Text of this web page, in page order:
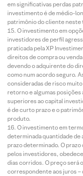
em significativas perdas
investimento é de médio-
patrimônio do cliente neste
O investimento em
investidores de perfil
praticada pela XP
direitos de compra ou
devendo o adquirente do
como num acordo seguro.
consideradas de risco
retorno e algumas
superiores ao capital
é de curto prazo e o
produto.
O investimento em
determinada quantidade de
prazo determinado. O
pelos investidores,
dias corridos. O preço será
correspondente aos juros –